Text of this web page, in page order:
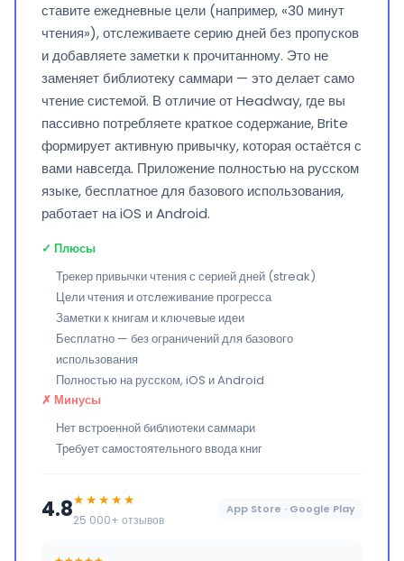
ставите ежедневные цели (например, «30 минут
чтения»), отслеживаете серию дней без пропусков
и добавляете заметки к прочитанному. Это не
заменяет библиотеку саммари — это делает само
чтение системой. В отличие от Headway, где вы
пассивно потребляете краткое содержание, Brite
формирует активную привычку, которая остаётся с
вами навсегда. Приложение полностью на русском
языке, бесплатное для базового использования,
работает на iOS и Android.
✓ Плюсы
Трекер привычки чтения с серией дней (streak)
Цели чтения и отслеживание прогресса
Заметки к книгам и ключевые идеи
Бесплатно — без ограничений для базового
использования
Полностью на русском, iOS и Android
✗ Минусы
Нет встроенной библиотеки саммари
Требует самостоятельного ввода книг
4.8★★★★★
25 000+ отзывов
App Store · Google Play